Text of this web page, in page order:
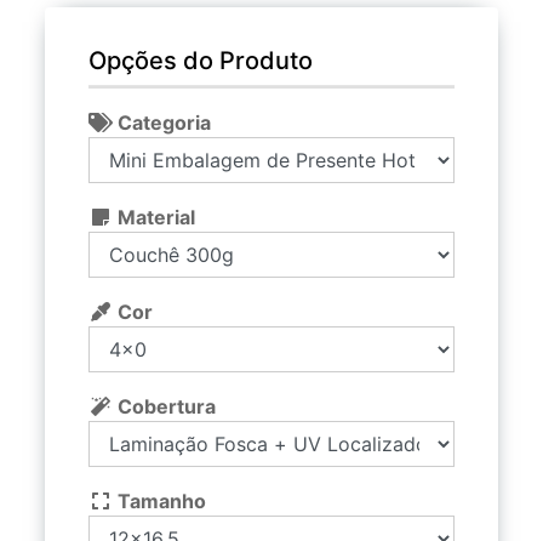
Opções do Produto
Categoria
Material
Cor
Cobertura
Tamanho